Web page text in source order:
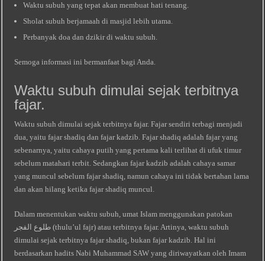
Waktu subuh yang tepat akan membuat hati tenang.
Sholat subuh berjamaah di masjid lebih utama.
Perbanyak doa dan dzikir di waktu subuh.
Semoga informasi ini bermanfaat bagi Anda.
Waktu subuh dimulai sejak terbitnya
fajar.
Waktu subuh dimulai sejak terbitnya fajar. Fajar sendiri terbagi menjadi
dua, yaitu fajar shadiq dan fajar kadzib. Fajar shadiq adalah fajar yang
sebenarnya, yaitu cahaya putih yang pertama kali terlihat di ufuk timur
sebelum matahari terbit. Sedangkan fajar kadzib adalah cahaya samar
yang muncul sebelum fajar shadiq, namun cahaya ini tidak bertahan lama
dan akan hilang ketika fajar shadiq muncul.
Dalam menentukan waktu subuh, umat Islam menggunakan patokan
طلوع الفجر (thulu’ul fajr) atau terbitnya fajar. Artinya, waktu subuh
dimulai sejak terbitnya fajar shadiq, bukan fajar kadzib. Hal ini
berdasarkan hadits Nabi Muhammad SAW yang diriwayatkan oleh Imam